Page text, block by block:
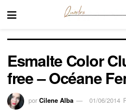
Esmalte Color
free – Océane
por Cilene Alba 01/06/2014